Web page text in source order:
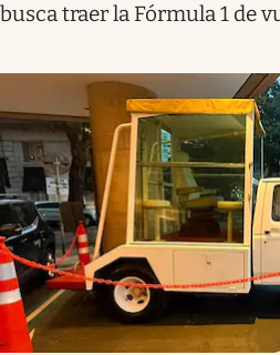
busca traer la Fórmula 1 de